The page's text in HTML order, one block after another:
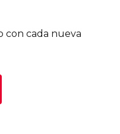
con cada nueva